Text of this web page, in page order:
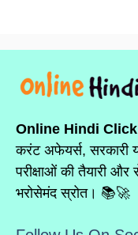
Online Hindi
करंट अफेयर्स, सरकारी
परीक्षाओं की तैयारी और
भरोसेमंद स्रोत। 📚🚀